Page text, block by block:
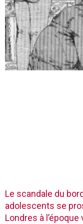
Le scandale du
adolescents se
Londres à